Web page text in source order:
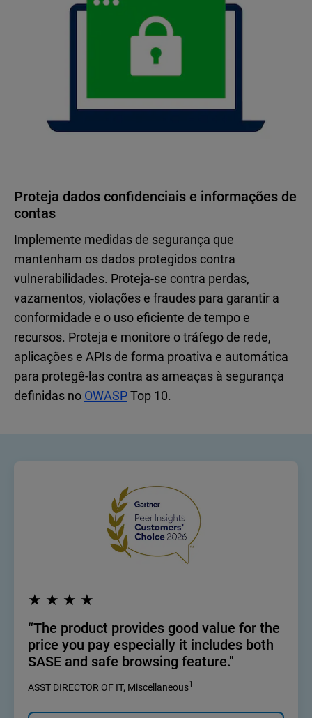
Proteja dados confidenciais e informações de
contas
Implemente medidas de segurança que
mantenham os dados protegidos contra
vulnerabilidades. Proteja-se contra perdas,
vazamentos, violações e fraudes para garantir a
conformidade e o uso eficiente de tempo e
recursos. Proteja e monitore o tráfego de rede,
aplicações e APIs de forma proativa e automática
para protegê-las contra as ameaças à segurança
definidas no OWASPTop 10.
★ ★ ★ ★
“The product provides good value for the
price you pay especially it includes both
SASE and safe browsing feature."
ASST DIRECTOR OF IT, Miscellaneous1